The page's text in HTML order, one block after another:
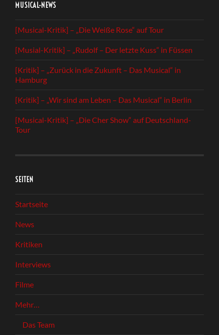
MUSICAL-NEWS
[Musical-Kritik] – „Die Weiße Rose“ auf Tour
[Musial-Kritik] – „Rudolf – Der letzte Kuss“ in Füssen
[Kritik] – „Zurück in die Zukunft – Das Musical“ in
Hamburg
[Kritik] – „Wir sind am Leben – Das Musical“ in Berlin
[Musical-Kritik] – „Die Cher Show“ auf Deutschland-
Tour
SEITEN
Startseite
News
Kritiken
Interviews
Filme
Mehr…
Das Team